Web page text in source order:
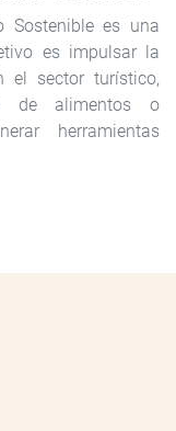
Sostenible es una
es impulsar la
el sector turístico,
de alimentos o
herramientas